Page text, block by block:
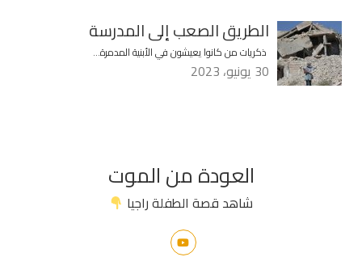
الطريق الصعب إلى المدرسة
ذكريات من كانوا يعيشون في الأبنية المدمرة…
30 يونيو، 2023
العودة من الموت
شاهد قصة الطفلة راجيا